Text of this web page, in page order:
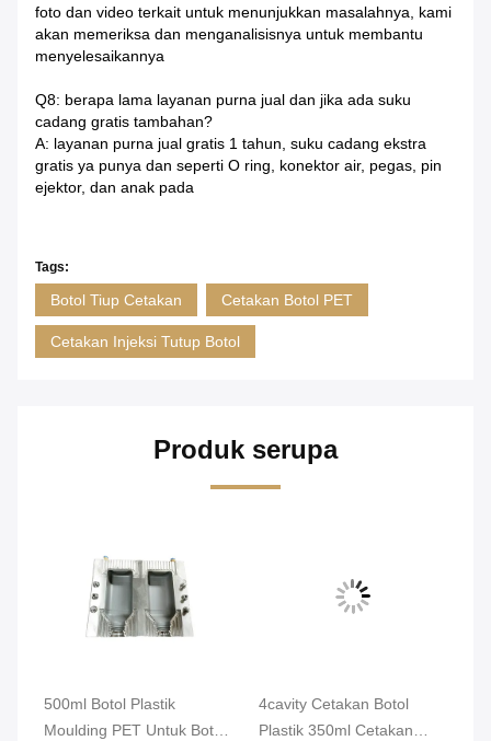
foto dan video terkait untuk menunjukkan masalahnya, kami
akan memeriksa dan menganalisisnya untuk membantu
menyelesaikannya
Q8: berapa lama layanan purna jual dan jika ada suku
cadang gratis tambahan?
A: layanan purna jual gratis 1 tahun, suku cadang ekstra
gratis ya punya dan seperti O ring, konektor air, pegas, pin
ejektor, dan anak pada
Tags:
Botol Tiup Cetakan Cetakan Botol PET
Cetakan Injeksi Tutup Botol
Produk serupa
500ml Botol Plastik
Moulding PET Untuk Botol
4cavity Cetakan Botol
Plastik 350ml Cetakan